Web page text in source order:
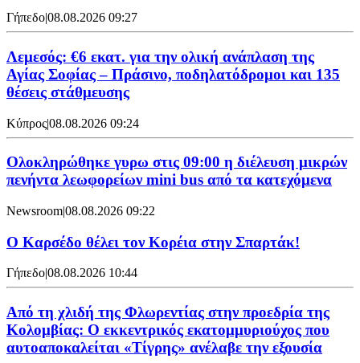
Γήπεδο|08.08.2026 09:27
Λεμεσός: €6 εκατ. για την ολική ανάπλαση της
Αγίας Σοφίας – Πράσινο, ποδηλατόδρομοι και 135
θέσεις στάθμευσης
Κύπρος|08.08.2026 09:24
Ολοκληρώθηκε γυρω στις 09:00 η διέλευση μικρών
πενήντα λεωφορείων mini bus από τα κατεχόμενα
Newsroom|08.08.2026 09:22
Ο Καρσέδο θέλει τον Κορέια στην Σπαρτάκ!
Γήπεδο|08.08.2026 10:44
Από τη χλιδή της Φλωρεντίας στην προεδρία της
Κολομβίας: Ο εκκεντρικός εκατομμυριούχος που
αυτοαποκαλείται «Τίγρης» ανέλαβε την εξουσία